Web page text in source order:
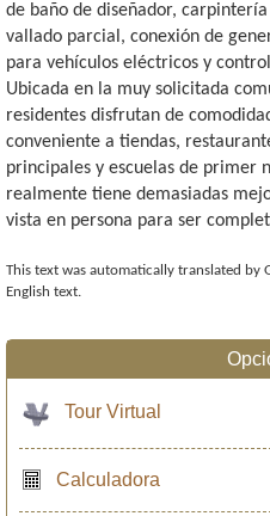
de baño de diseñador,
vallado parcial, conexión de
para vehículos eléctricos y
Ubicada en la muy solicitada
residentes disfrutan de
conveniente a tiendas,
principales y escuelas de primer
realmente tiene demasiadas
vista en persona para ser
This text was automatically translated by
English text.
Tour Virtual
Calculadora